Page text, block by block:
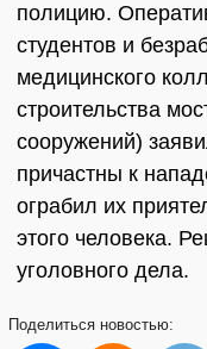
полицию.
студентов и
медицинского
строительства
сооружений)
причастны к
ограбил их
этого человека.
уголовного дела.
Поделиться новостью: